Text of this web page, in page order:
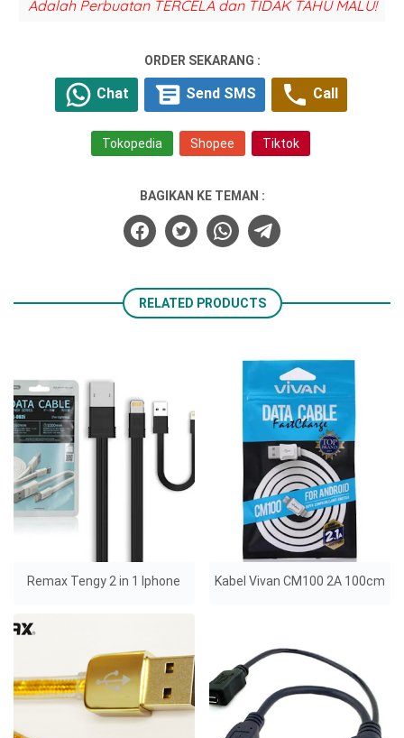
Adalah Perbuatan TERCELA dan TIDAK TAHU MALU!
ORDER SEKARANG :
Chat Send SMS Call
Tokopedia Shopee Tiktok
BAGIKAN KE TEMAN :
RELATED PRODUCTS
Remax Tengy 2 in 1 Iphone Kabel Vivan CM100 2A 100cm